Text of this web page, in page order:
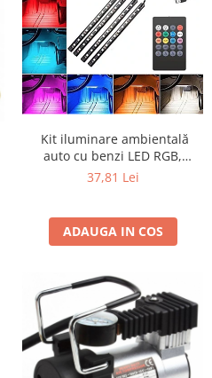
​​​​​​​ Kit iluminare ambientală
auto cu benzi LED RGB,
interior mașină, 4 benzi, 48
telecomandă
37,81 Lei
ADAUGA IN COS